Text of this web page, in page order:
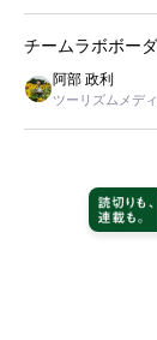
チームラボボー
阿部 政利
ツーリズムメデ